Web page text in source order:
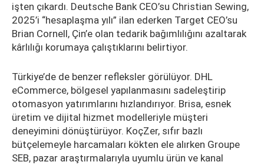
işten çıkardı. Deutsche Bank CEO’su Christian Sewing,
2025’i “hesaplaşma yılı” ilan ederken Target CEO’su
Brian Cornell, Çin’e olan tedarik bağımlılığını azaltarak
kârlılığı korumaya çalıştıklarını belirtiyor.
Türkiye’de de benzer refleksler görülüyor. DHL
eCommerce, bölgesel yapılanmasını sadeleştirip
otomasyon yatırımlarını hızlandırıyor. Brisa, esnek
üretim ve dijital hizmet modelleriyle müşteri
deneyimini dönüştürüyor. KoçZer, sıfır bazlı
bütçelemeyle harcamaları kökten ele alırken Groupe
SEB, pazar araştırmalarıyla uyumlu ürün ve kanal